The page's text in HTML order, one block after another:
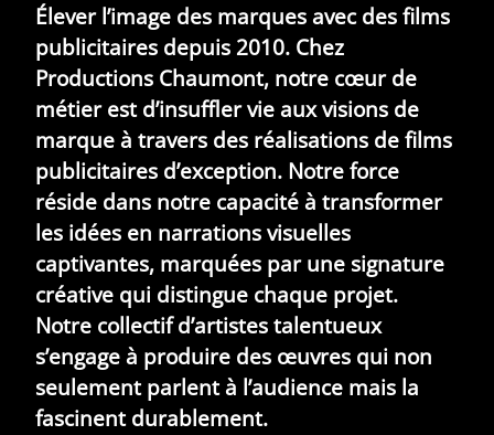
Élever l’image des marques avec des films
publicitaires depuis 2010. Chez
Productions Chaumont, notre cœur de
métier est d’insuffler vie aux visions de
marque à travers des réalisations de films
publicitaires d’exception. Notre force
réside dans notre capacité à transformer
les idées en narrations visuelles
captivantes, marquées par une signature
créative qui distingue chaque projet.
Notre collectif d’artistes talentueux
s’engage à produire des œuvres qui non
seulement parlent à l’audience mais la
fascinent durablement.